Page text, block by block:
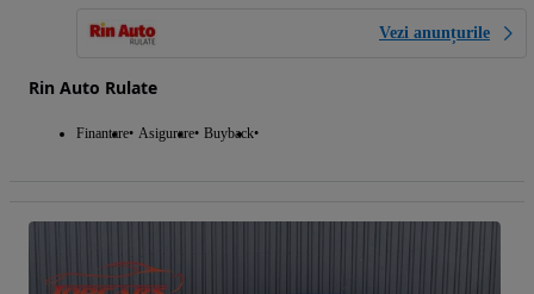
Vezi anunțurile
Rin Auto Rulate
Finantare Asigurare Buyback